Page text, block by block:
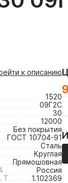
к описанию
1520
09Г2С
30
12000
Без покрытия
ГОСТ 10704-91
Сталь
Круглая
Прямошовная
Россия
Т
1.102369